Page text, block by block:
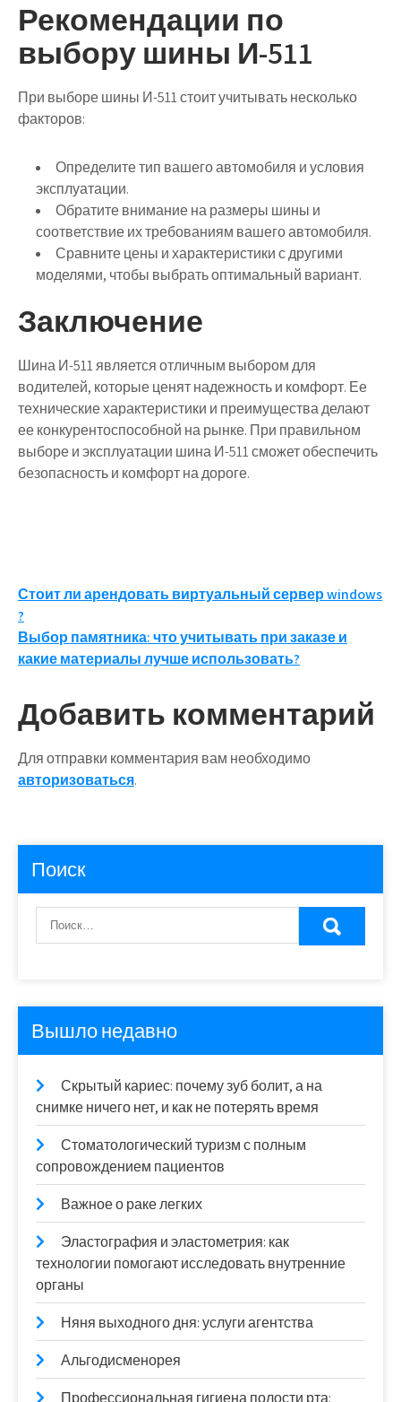
Рекомендации по
выбору шины И-511
При выборе шины И-511 стоит учитывать несколько
факторов:
Определите тип вашего автомобиля и условия
эксплуатации.
Обратите внимание на размеры шины и
соответствие их требованиям вашего автомобиля.
Сравните цены и характеристики с другими
моделями, чтобы выбрать оптимальный вариант.
Заключение
Шина И-511 является отличным выбором для
водителей, которые ценят надежность и комфорт. Ее
технические характеристики и преимущества делают
ее конкурентоспособной на рынке. При правильном
выборе и эксплуатации шина И-511 сможет обеспечить
безопасность и комфорт на дороге.
Навигация
по
записям
Стоит ли арендовать виртуальный сервер windows
?
Выбор памятника: что учитывать при заказе и
какие материалы лучше использовать?
Добавить комментарий
Для отправки комментария вам необходимо
авторизоваться.
Поиск
Вышло недавно
Скрытый кариес: почему зуб болит, а на
снимке ничего нет, и как не потерять время
Стоматологический туризм с полным
сопровождением пациентов
Важное о раке легких
Эластография и эластометрия: как
технологии помогают исследовать внутренние
органы
Няня выходного дня: услуги агентства
Альгодисменорея
Профессиональная гигиена полости рта: